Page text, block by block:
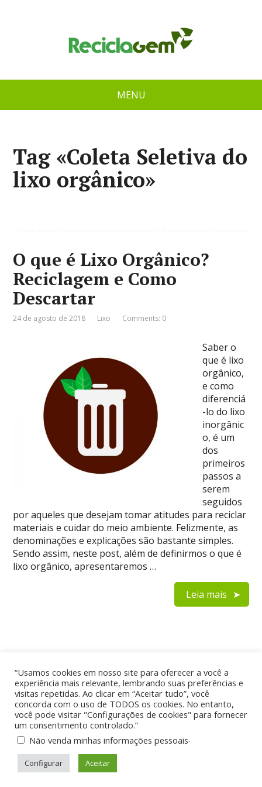
MENU
Tag «Coleta Seletiva do
lixo orgânico»
O que é Lixo Orgânico?
Reciclagem e Como
Descartar
24 de agosto de 2018 Lixo Comments: 0
Saber o
que é lixo
orgânico,
e como
diferenciá
-lo do lixo
inorgânic
o, é um
dos
primeiros
passos a
serem
seguidos
por aqueles que desejam tomar atitudes para reciclar
materiais e cuidar do meio ambiente. Felizmente, as
denominações e explicações são bastante simples.
Sendo assim, neste post, além de definirmos o que é
lixo orgânico, apresentaremos …
Leia mais
Home Quem Somos
Contato
Política de Privacidade
Reciclagem e Meio Ambiente
Theme by
“Usamos cookies em nosso site para oferecer a você a
experiência mais relevante, lembrando suas preferências e
visitas repetidas. Ao clicar em “Aceitar tudo”, você
concorda com o uso de TODOS os cookies. No entanto,
você pode visitar "Configurações de cookies" para fornecer
um consentimento controlado.”
Não venda minhas informações pessoais.
Configurar Aceitar